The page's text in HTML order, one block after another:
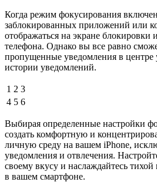
Когда режим фокусирования
заблокированных приложений или
отображаться на экране блокировки
телефона. Однако вы все равно
пропущенные уведомления в центре
истории уведомлений.
1 2 3
4 5 6
Выбирая определенные настройки
создать комфортную и
личную среду на вашем iPhone,
уведомления и отвлечения.
своему вкусу и наслаждайтесь
в вашем смартфоне.